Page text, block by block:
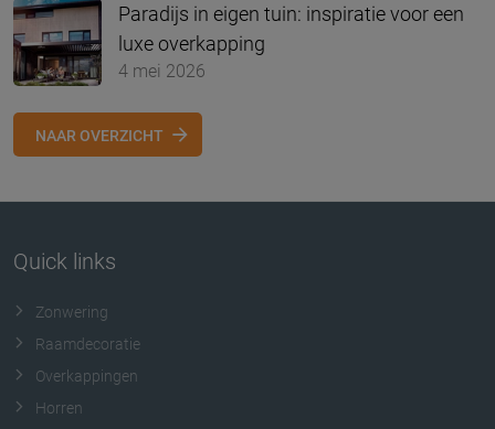
Paradijs in eigen tuin: inspiratie voor een
luxe overkapping
4 mei 2026
NAAR OVERZICHT
Quick links
Zonwering
Raamdecoratie
Overkappingen
Horren